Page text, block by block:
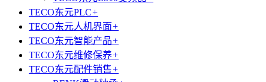
TECO东元PLC+
TECO东元人机界面+
TECO东元智能产品+
TECO东元维修保养+
TECO东元配件销售+